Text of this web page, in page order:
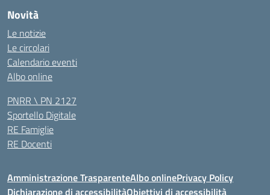
Novità
Le notizie
Le circolari
Calendario eventi
Albo online
PNRR \ PN 2127
Sportello Digitale
RE Famiglie
RE Docenti
Amministrazione TrasparenteAlbo onlinePrivacy Policy
Dichiarazione di accessibilitàObiettivi di accessibilità